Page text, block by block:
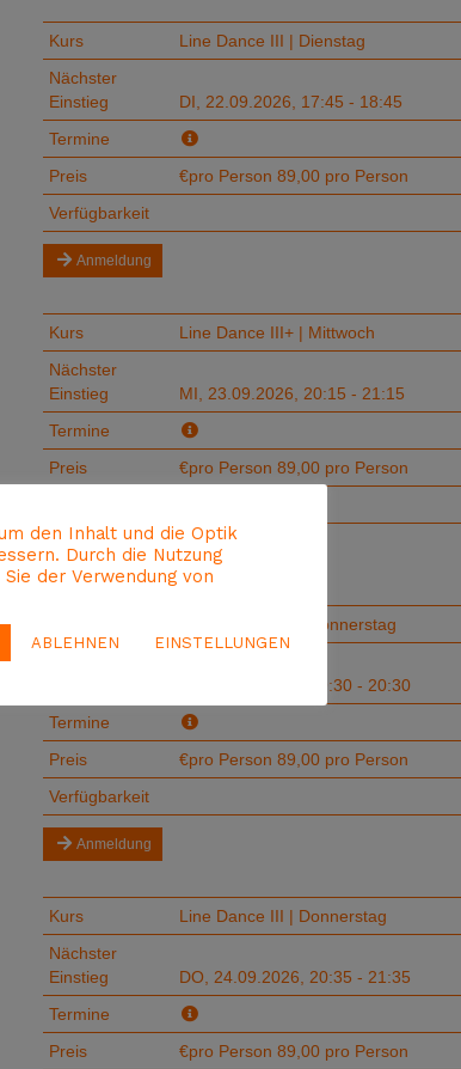
den Inhalt und die Optik
Durch die Nutzung
der Verwendung von
ABLEHNEN EINSTELLUNGEN